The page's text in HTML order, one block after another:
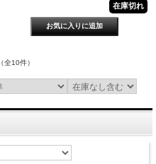
在庫切れ
（全10件）